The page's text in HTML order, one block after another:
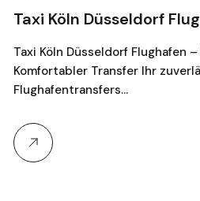
Taxi Köln Düsseldorf
Taxi Köln Düsseldorf Flughafen
Komfortabler Transfer Ihr
Flughafentransfers…